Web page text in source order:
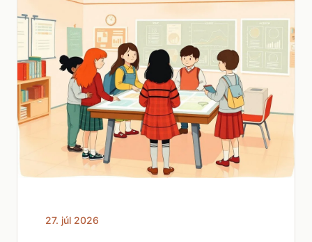
27. júl 2026